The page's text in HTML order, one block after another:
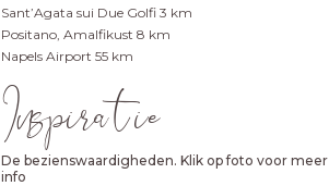
Sant’Agata sui Due Golfi 3 km
Positano, Amalfikust 8 km
Napels Airport 55 km
Inspira tie
De bezienswaardigheden. Klik op foto voor meer
info